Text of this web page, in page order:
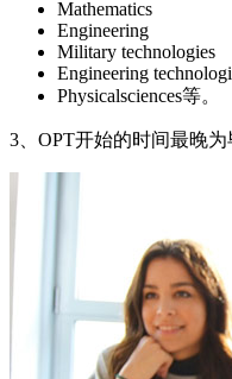
Mathematics
Engineering
Military technologies
Engineering
Physicalsciences等。
3、OPT开始的时间最晚为